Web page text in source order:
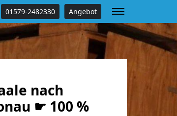
01579-2482330 Angebot
nach
☛ 100 %